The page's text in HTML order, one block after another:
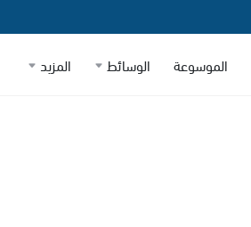
الموسوعة الوسائط المزيد